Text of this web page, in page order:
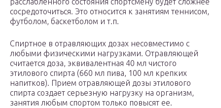
сосредоточиться. Это относится к занятиям теннисом,
футболом, баскетболом и т.п.
Спиртное в отравляющих дозах несовместимо с
любыми физическими нагрузками. Отравляющей
считается доза, эквивалентная 40 мл чистого
этилового спирта (660 мл пива, 100 мл крепких
напитков). Прием отравляющей дозы этилового
спирта создает серьезную нагрузку на организм,
занятия любым спортом только повысят ее.